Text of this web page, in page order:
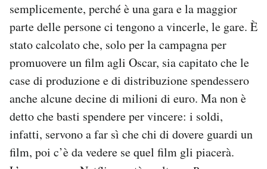
semplicemente, perché è una gara e la maggior
parte delle persone ci tengono a vincerle, le gare. È
stato calcolato che, solo per la campagna per
promuovere un film agli Oscar, sia capitato che le
case di produzione e di distribuzione spendessero
anche alcune decine di milioni di euro. Ma non è
detto che basti spendere per vincere: i soldi,
infatti, servono a far sì che chi di dovere guardi un
film, poi c’è da vedere se quel film gli piacerà.